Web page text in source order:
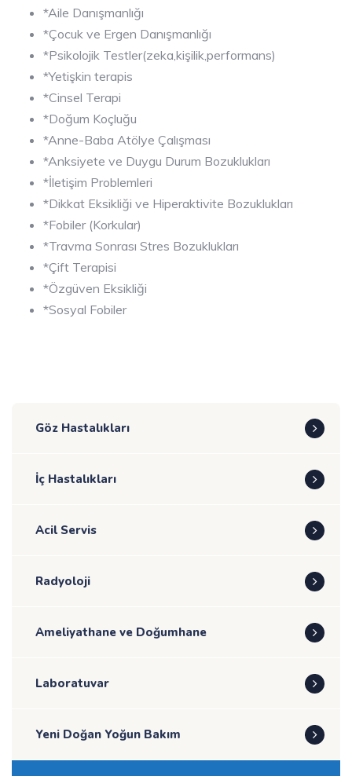
*Aile Danışmanlığı
*Çocuk ve Ergen Danışmanlığı
*Psikolojik Testler(zeka,kişilik,performans)
*Yetişkin terapis
*Cinsel Terapi
*Doğum Koçluğu
*Anne-Baba Atölye Çalışması
*Anksiyete ve Duygu Durum Bozuklukları
*İletişim Problemleri
*Dikkat Eksikliği ve Hiperaktivite Bozuklukları
*Fobiler (Korkular)
*Travma Sonrası Stres Bozuklukları
*Çift Terapisi
*Özgüven Eksikliği
*Sosyal Fobiler
Göz Hastalıkları
İç Hastalıkları
Acil Servis
Radyoloji
Ameliyathane ve Doğumhane
Laboratuvar
Yeni Doğan Yoğun Bakım